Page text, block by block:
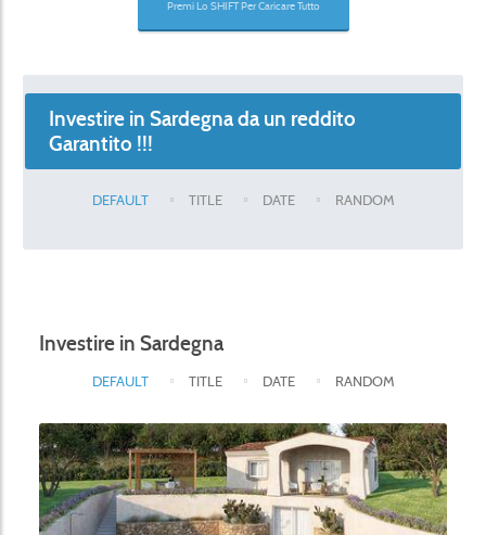
Premi Lo SHIFT Per Caricare Tutto
Investire in Sardegna da un reddito
Garantito !!!
DEFAULT TITLE DATE RANDOM
Investire in Sardegna
DEFAULT TITLE DATE RANDOM